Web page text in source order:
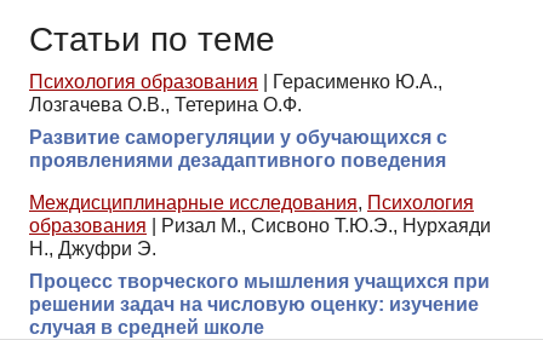
Статьи по теме
Психология образования
Герасименко Ю.А.,
Лозгачева О.В., Тетерина О.Ф.
Развитие саморегуляции у обучающихся с
проявлениями дезадаптивного поведения
Междисциплинарные исследования, Психология
образования
Ризал М., Сисвоно Т.Ю.Э., Нурхаяди
Н., Джуфри Э.
Процесс творческого мышления учащихся при
решении задач на числовую оценку: изучение
случая в средней школе